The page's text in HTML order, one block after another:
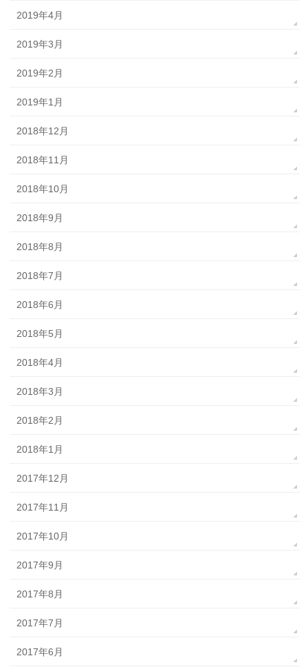
2019年4月
2019年3月
2019年2月
2019年1月
2018年12月
2018年11月
2018年10月
2018年9月
2018年8月
2018年7月
2018年6月
2018年5月
2018年4月
2018年3月
2018年2月
2018年1月
2017年12月
2017年11月
2017年10月
2017年9月
2017年8月
2017年7月
2017年6月